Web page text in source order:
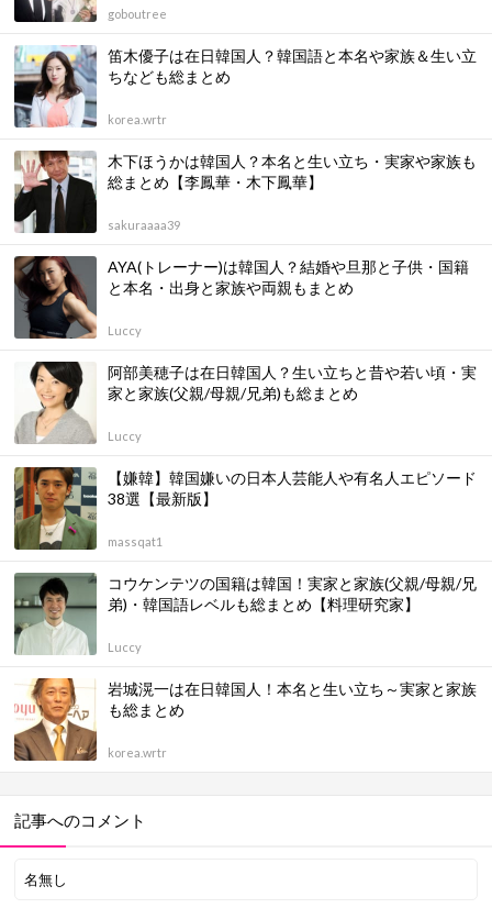
goboutree
笛木優子は在日韓国人？韓国語と本名や家族＆生い立
ちなども総まとめ
korea.wrtr
木下ほうかは韓国人？本名と生い立ち・実家や家族も
総まとめ【李鳳華・木下鳳華】
sakuraaaa39
AYA(トレーナー)は韓国人？結婚や旦那と子供・国籍
と本名・出身と家族や両親もまとめ
Luccy
阿部美穂子は在日韓国人？生い立ちと昔や若い頃・実
家と家族(父親/母親/兄弟)も総まとめ
Luccy
【嫌韓】韓国嫌いの日本人芸能人や有名人エピソード
38選【最新版】
massqat1
コウケンテツの国籍は韓国！実家と家族(父親/母親/兄
弟)・韓国語レベルも総まとめ【料理研究家】
Luccy
岩城滉一は在日韓国人！本名と生い立ち～実家と家族
も総まとめ
korea.wrtr
記事へのコメント